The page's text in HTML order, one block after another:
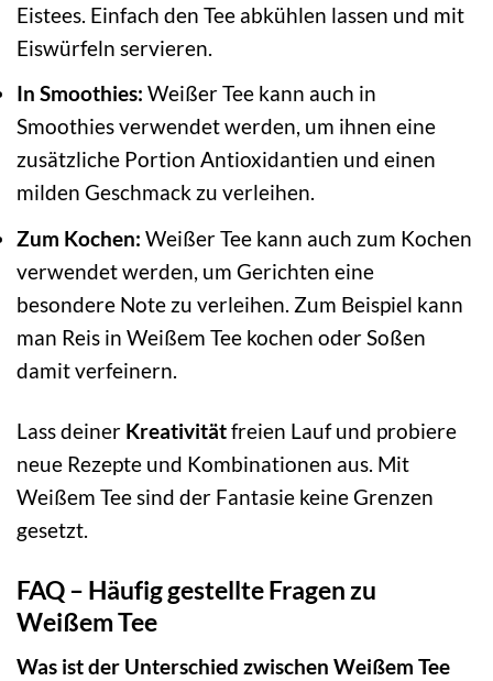
Eistees. Einfach den Tee abkühlen lassen und mit
Eiswürfeln servieren.
In Smoothies: Weißer Tee kann auch in
Smoothies verwendet werden, um ihnen eine
zusätzliche Portion Antioxidantien und einen
milden Geschmack zu verleihen.
Zum Kochen: Weißer Tee kann auch zum Kochen
verwendet werden, um Gerichten eine
besondere Note zu verleihen. Zum Beispiel kann
man Reis in Weißem Tee kochen oder Soßen
damit verfeinern.
Lass deiner Kreativitätfreien Lauf und probiere
neue Rezepte und Kombinationen aus. Mit
Weißem Tee sind der Fantasie keine Grenzen
gesetzt.
FAQ – Häufig gestellte Fragen zu
Weißem Tee
Was ist der Unterschied zwischen Weißem Tee